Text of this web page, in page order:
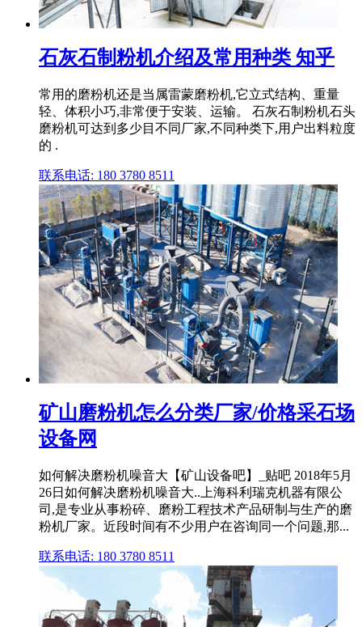
石灰石制粉机介绍及常用种类 知乎
常用的磨粉机还是当属雷蒙磨粉机,它立式结构、重量
轻、体积小巧,非常便于安装、运输。 石灰石制粉机石头
磨粉机可达到多少目不同厂家,不同种类下,用户出料粒度
的 .
联系电话: 180 3780 8511
矿山磨粉机怎么分类厂家/价格采石场
设备网
如何解决磨粉机噪音大【矿山设备吧】_贴吧 2018年5月
26日如何解决磨粉机噪音大..上海科利瑞克机器有限公
司,是专业从事粉碎、磨粉工程技术产品研制与生产的磨
粉机厂家。近段时间有不少用户在咨询同一个问题,那...
联系电话: 180 3780 8511